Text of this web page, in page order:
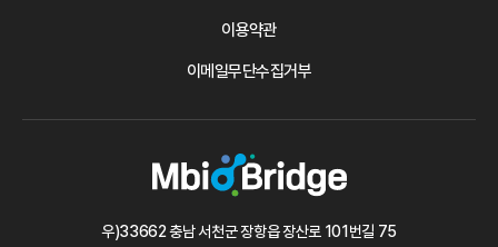
이용약관
이메일무단수집거부
우)33662 충남 서천군 장항읍 장산로 101번길 75